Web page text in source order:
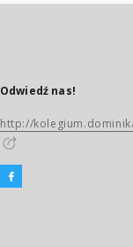
Odwiedź nas!
http://